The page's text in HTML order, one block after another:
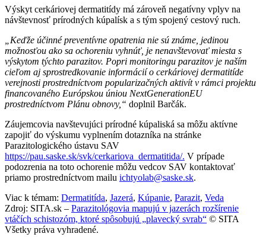
Výskyt cerkáriovej dermatitídy má zároveň negatívny vplyv na
návštevnosť prírodných kúpalísk a s tým spojený cestový ruch.
„Keďže účinné preventívne opatrenia nie sú známe, jedinou
možnosťou ako sa ochoreniu vyhnúť, je nenavštevovať miesta s
výskytom týchto parazitov. Popri monitoringu parazitov je naším
cieľom aj sprostredkovanie informácií o cerkáriovej dermatitíde
verejnosti prostredníctvom popularizačných aktivít v rámci projektu
financovaného Európskou úniou NextGenerationEU
prostredníctvom Plánu obnovy,“ doplnil Barčák.
Záujemcovia navštevujúci prírodné kúpaliská sa môžu aktívne
zapojiť do výskumu vyplnením dotazníka na stránke
Parazitologického ústavu SAV
https://pau.saske.sk/svk/cerkariova_dermatitida/. V prípade
podozrenia na toto ochorenie môžu vedcov SAV kontaktovať
priamo prostredníctvom mailu ichtyolab@saske.sk.
Viac k témam: Dermatitída, Jazerá, Kúpanie, Parazit, Veda
Zdroj: SITA.sk – Parazitológovia mapujú v jazerách rozšírenie
vtáčích schistozóm, ktoré spôsobujú „plavecký svrab“ © SITA
Všetky práva vyhradené.